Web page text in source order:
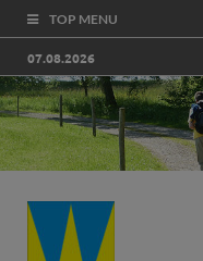
TOP MENU
07.08.2026